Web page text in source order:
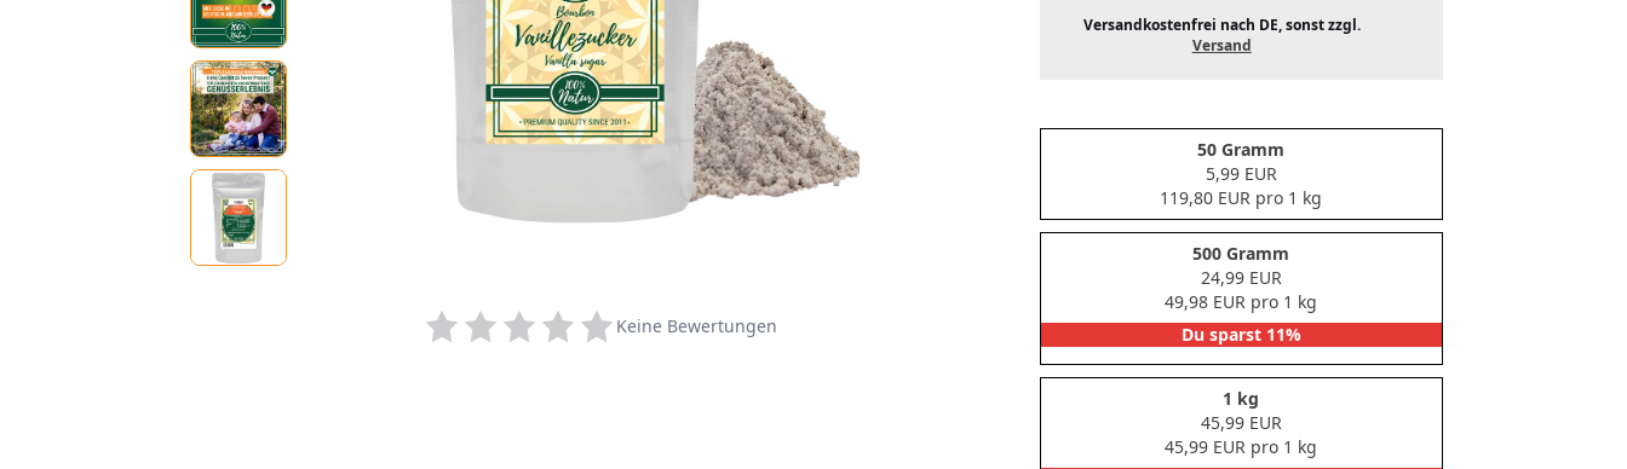
Keine Bewertungen
Versandkostenfrei nach DE, sonst zzgl.
Versand
50 Gramm
5,99 EUR
119,80 EUR pro 1 kg
500 Gramm
24,99 EUR
49,98 EUR pro 1 kg
Du sparst 11%
1 kg
45,99 EUR
45,99 EUR pro 1 kg